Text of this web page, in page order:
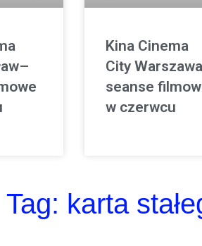
Kina Cinema
City
seanse
w czerwcu
Tag: karta